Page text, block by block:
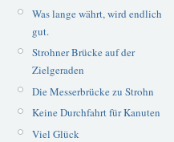
Was lange währt, wird endlich
gut.
Strohner Brücke auf der
Zielgeraden
Die Messerbrücke zu Strohn
Keine Durchfahrt für Kanuten
Viel Glück